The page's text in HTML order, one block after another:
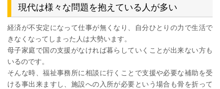
現代は様々な問題を抱えている人が多い
経済が不安定になって仕事が無くなり、自分ひとりの力で生活で
きなくなってしまった人は大勢います。
母子家庭で国の支援がなければ暮らしていくことが出来ない方も
いるのです。
そんな時、福祉事務所に相談に行くことで支援や必要な補助を受
ける事出来ますし、施設への入所が必要という場合も骨を折って